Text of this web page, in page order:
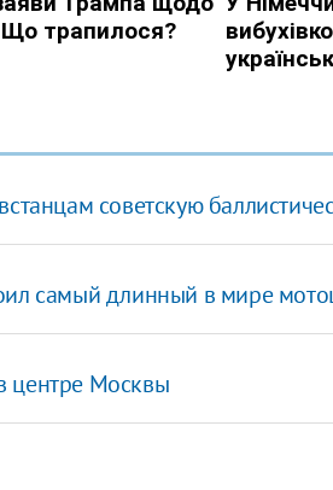
советскую
самый длинный в мире
центре Москвы